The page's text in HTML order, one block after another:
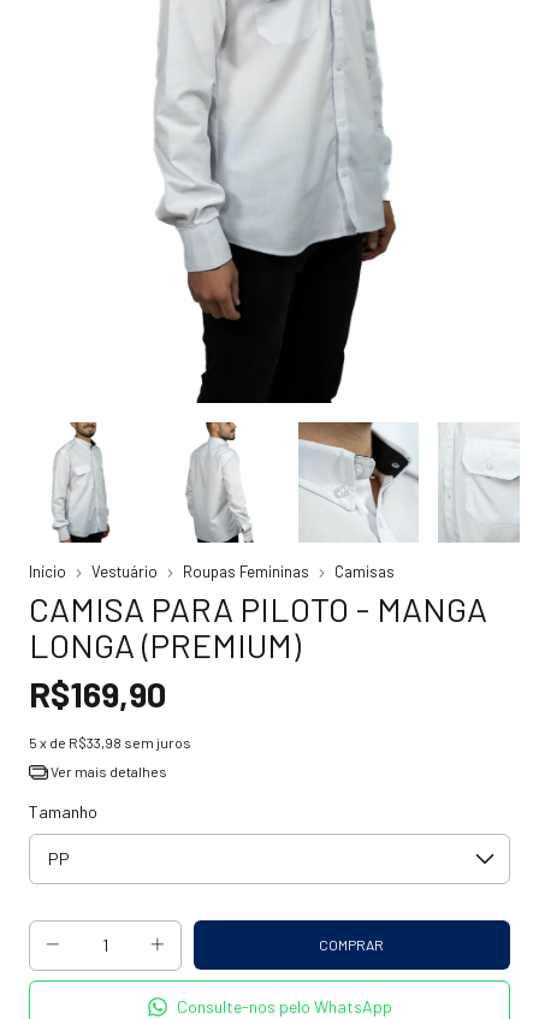
Início Vestuário Roupas Femininas Camisas
CAMISA PARA PILOTO - MANGA
LONGA (PREMIUM)
R$169,90
5 x de R$33,98 sem juros
Ver mais detalhes
Tamanho
Consulte-nos pelo WhatsApp